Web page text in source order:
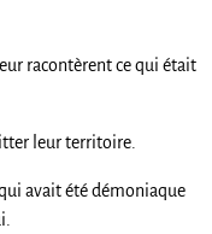
racontèrent ce qui était
leur territoire.
avait été démoniaque